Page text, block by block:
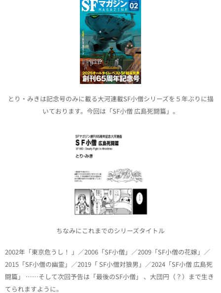
とり・みきは記念号のみに載る大河連載SF小僧シリーズを５年ぶりに描
いております。今回は「SF小僧 広島死闘篇」。
ちなみにこれまでのシリーズタイトル
2002年「東京危うし！ 」／2006「SF小僧」／2009「SF小僧の花嫁」／
2015「SF小僧の幽霊」／2019「 SF小僧対狼男」／2024「SF小僧 広島死
闘篇」 ……そして次回予告は「最後のSF小僧」 、大団円（？）まで生き
てられますように。